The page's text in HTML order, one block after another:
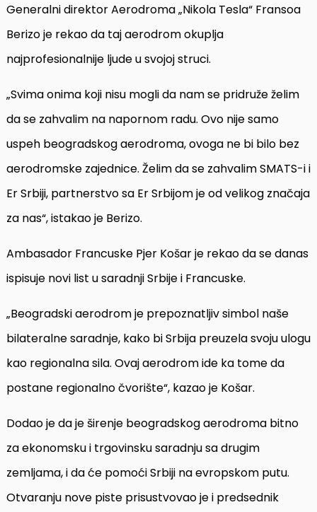
Generalni direktor Aerodroma „Nikola Tesla“ Fransoa
Berizo je rekao da taj aerodrom okuplja
najprofesionalnije ljude u svojoj struci.
„Svima onima koji nisu mogli da nam se pridruže želim
da se zahvalim na napornom radu. Ovo nije samo
uspeh beogradskog aerodroma, ovoga ne bi bilo bez
aerodromske zajednice. Želim da se zahvalim SMATS-i i
Er Srbiji, partnerstvo sa Er Srbijom je od velikog značaja
za nas“, istakao je Berizo.
Ambasador Francuske Pjer Košar je rekao da se danas
ispisuje novi list u saradnji Srbije i Francuske.
„Beogradski aerodrom je prepoznatljiv simbol naše
bilateralne saradnje, kako bi Srbija preuzela svoju ulogu
kao regionalna sila. Ovaj aerodrom ide ka tome da
postane regionalno čvorište“, kazao je Košar.
Dodao je da je širenje beogradskog aerodroma bitno
za ekonomsku i trgovinsku saradnju sa drugim
zemljama, i da će pomoći Srbiji na evropskom putu.
Otvaranju nove piste prisustvovao je i predsednik